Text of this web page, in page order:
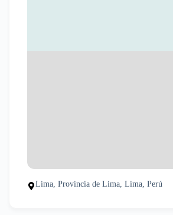
Lima, Provincia de Lima, Lima, Perú